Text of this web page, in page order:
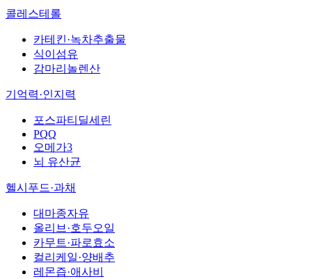
콜레스테롤
카테킨·녹차추출물
식이섬유
감마리놀렌산
기억력·인지력
포스파티딜세린
PQQ
오메가3
뇌 유산균
헬시푸드·과채
대마종자유
올리브·호두오일
카무트·파로효소
컬리케일·양배추
레몬즙·애사비